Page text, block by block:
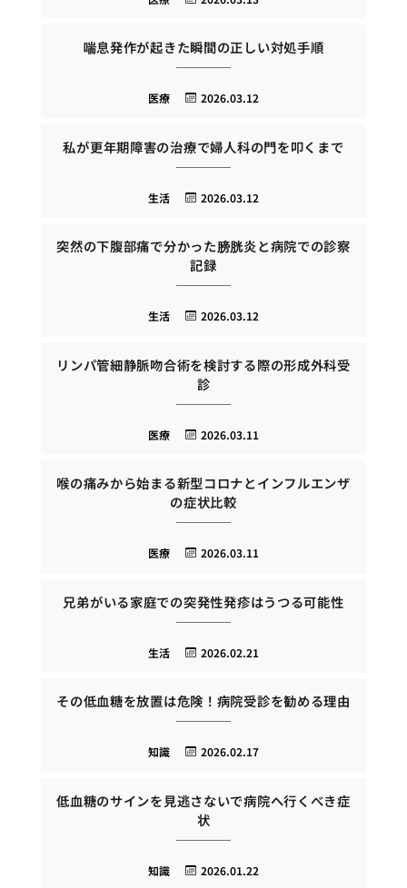
喘息発作が起きた瞬間の正しい対処手順
2026.03.12
医療
私が更年期障害の治療で婦人科の門を叩くまで
2026.03.12
生活
突然の下腹部痛で分かった膀胱炎と病院での診察
記録
2026.03.12
生活
リンパ管細静脈吻合術を検討する際の形成外科受
診
2026.03.11
医療
喉の痛みから始まる新型コロナとインフルエンザ
の症状比較
2026.03.11
医療
兄弟がいる家庭での突発性発疹はうつる可能性
2026.02.21
生活
その低血糖を放置は危険！病院受診を勧める理由
2026.02.17
知識
低血糖のサインを見逃さないで病院へ行くべき症
状
2026.01.22
知識